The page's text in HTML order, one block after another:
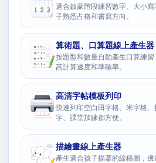
適合啟蒙階段練習數字、大小
子熟悉占格和書寫方向。
算術題、口算題線上產生器
按題型和數量自動產生口算練
高計算速度和準確率。
高清字帖模板列印
快速列印空白田字格、米字格
字、課堂加練都方便。
描繪畫線上產生器
產生適合孩子描摹的線稿圖，